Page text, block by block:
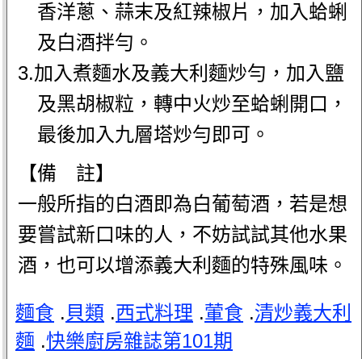
香洋蔥、蒜末及紅辣椒片，加入蛤蜊
及白酒拌勻。
3.加入煮麵水及義大利麵炒勻，加入鹽
及黑胡椒粒，轉中火炒至蛤蜊開口，
最後加入九層塔炒勻即可。
【備 註】
一般所指的白酒即為白葡萄酒，若是想
要嘗試新口味的人，不妨試試其他水果
酒，也可以增添義大利麵的特殊風味。
麵食 . 貝類 .西式料理 .葷食 .清炒義大利
麵 .快樂廚房雜誌第101期